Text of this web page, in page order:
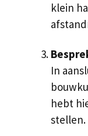
klein
In
hebt
stellen.